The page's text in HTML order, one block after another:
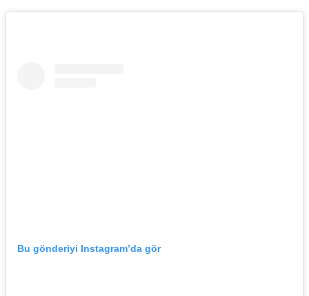
Bu gönderiyi Instagram’da gör